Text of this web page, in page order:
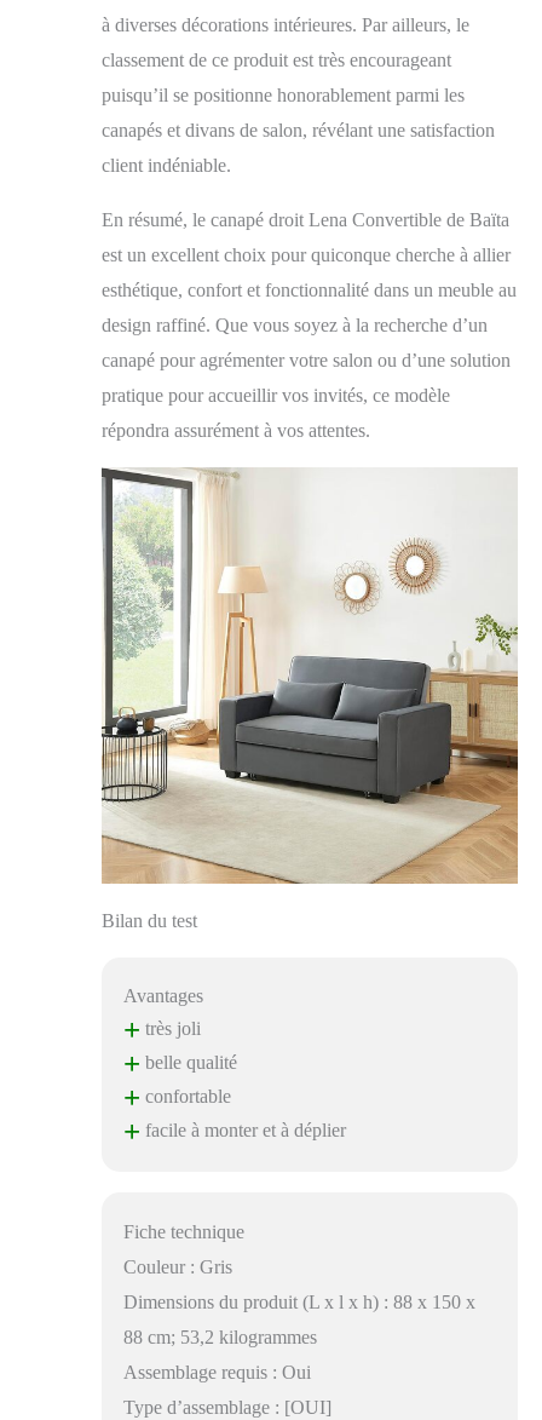
à diverses décorations intérieures. Par ailleurs, le
classement de ce produit est très encourageant
puisqu’il se positionne honorablement parmi les
canapés et divans de salon, révélant une satisfaction
client indéniable.
En résumé, le canapé droit Lena Convertible de Baïta
est un excellent choix pour quiconque cherche à allier
esthétique, confort et fonctionnalité dans un meuble au
design raffiné. Que vous soyez à la recherche d’un
canapé pour agrémenter votre salon ou d’une solution
pratique pour accueillir vos invités, ce modèle
répondra assurément à vos attentes.
Bilan du test
Avantages
+ très joli
+ belle qualité
+ confortable
+ facile à monter et à déplier
Fiche technique
Couleur : Gris
Dimensions du produit (L x l x h) : 88 x 150 x
88 cm; 53,2 kilogrammes
Assemblage requis : Oui
Type d’assemblage : [OUI]